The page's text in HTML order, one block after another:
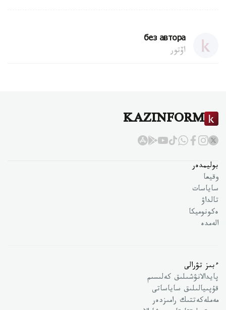
без автора
اۆتور
KAZINFORM
بوليمدەر
وقيعا
ساياسات
تالداۋ
ەكونوميكا
الەمدە
ءبىز تۋرالى
پايدالانۋشىلىق كەلىسىم
قۇپىيالىلىق ساياساتى
مەملەكەتتىك رامىزدەر